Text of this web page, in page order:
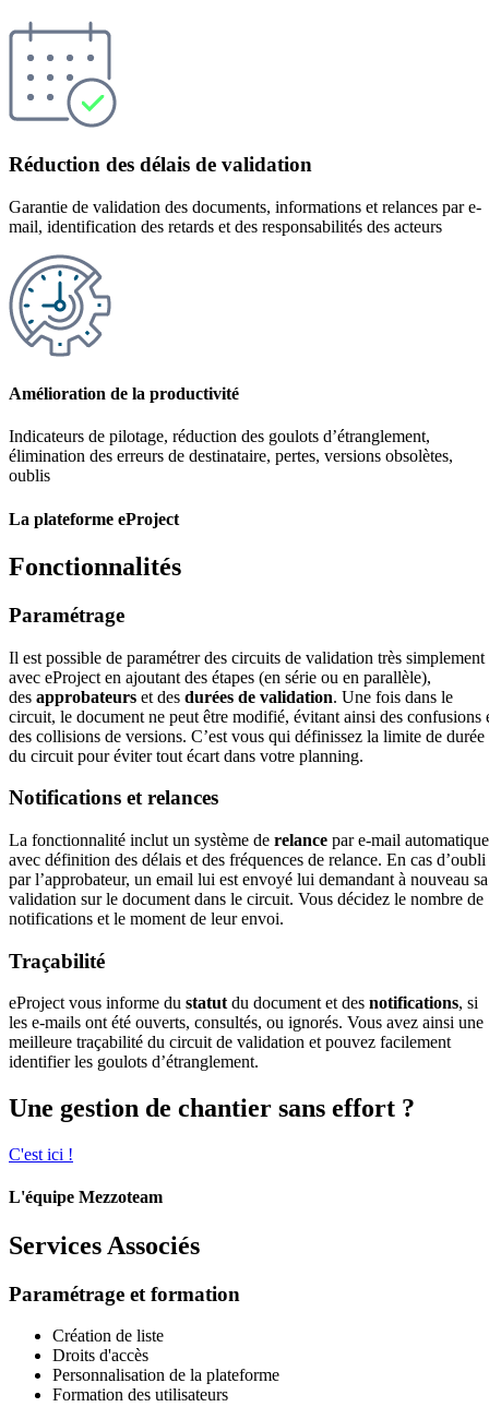
Réduction des délais de validation
Garantie de validation des documents, informations et relances par e-
mail, identification des retards et des responsabilités des acteurs
Amélioration de la productivité
Indicateurs de pilotage, réduction des goulots d’étranglement,
élimination des erreurs de destinataire, pertes, versions obsolètes,
oublis
La plateforme eProject
Fonctionnalités
Paramétrage
Il est possible de paramétrer des circuits de validation très simplement
avec eProject en ajoutant des étapes (en série ou en parallèle),
des approbateurs et des durées de validation. Une fois dans le
circuit, le document ne peut être modifié, évitant ainsi des confusions
des collisions de versions. C’est vous qui définissez la limite de durée
du circuit pour éviter tout écart dans votre planning.
Notifications et relances
La fonctionnalité inclut un système de relance par e-mail automatique
avec définition des délais et des fréquences de relance. En cas d’oubli
par l’approbateur, un email lui est envoyé lui demandant à nouveau sa
validation sur le document dans le circuit. Vous décidez le nombre de
notifications et le moment de leur envoi.
Traçabilité
eProject vous informe du statutdu document et des notifications, si
les e-mails ont été ouverts, consultés, ou ignorés. Vous avez ainsi une
meilleure traçabilité du circuit de validation et pouvez facilement
identifier les goulots d’étranglement.
Une gestion de chantier sans effort ?
C'est ici !
L'équipe Mezzoteam
Services Associés
Paramétrage et formation
Création de liste
Droits d'accès
Personnalisation de la plateforme
Formation des utilisateurs